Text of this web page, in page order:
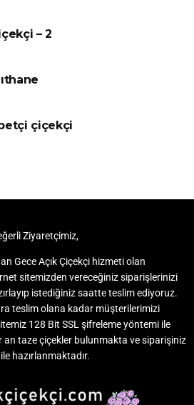
– 2
çiçekçi
Ziyaretçimiz,
Gece Açık Çiçekçi hizmeti olan
sitemizden vereceğiniz siparişlerinizi
istediğiniz saatte teslim ediyoruz.
teslim olana kadar müşterilerimizi
128 Bit SSL şifreleme yöntemi ile
an taze çiçekler bulunmakta ve siparişiniz
hazırlanmaktadır.